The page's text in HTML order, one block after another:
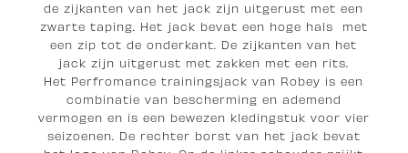
de zijkanten van het jack zijn uitgerust met een
zwarte taping. Het jack bevat een hoge hals met
een zip tot de onderkant. De zijkanten van het
jack zijn uitgerust met zakken met een rits.
Het Perfromance trainingsjack van Robey is een
combinatie van bescherming en ademend
vermogen en is een bewezen kledingstuk voor vier
seizoenen. De rechter borst van het jack bevat